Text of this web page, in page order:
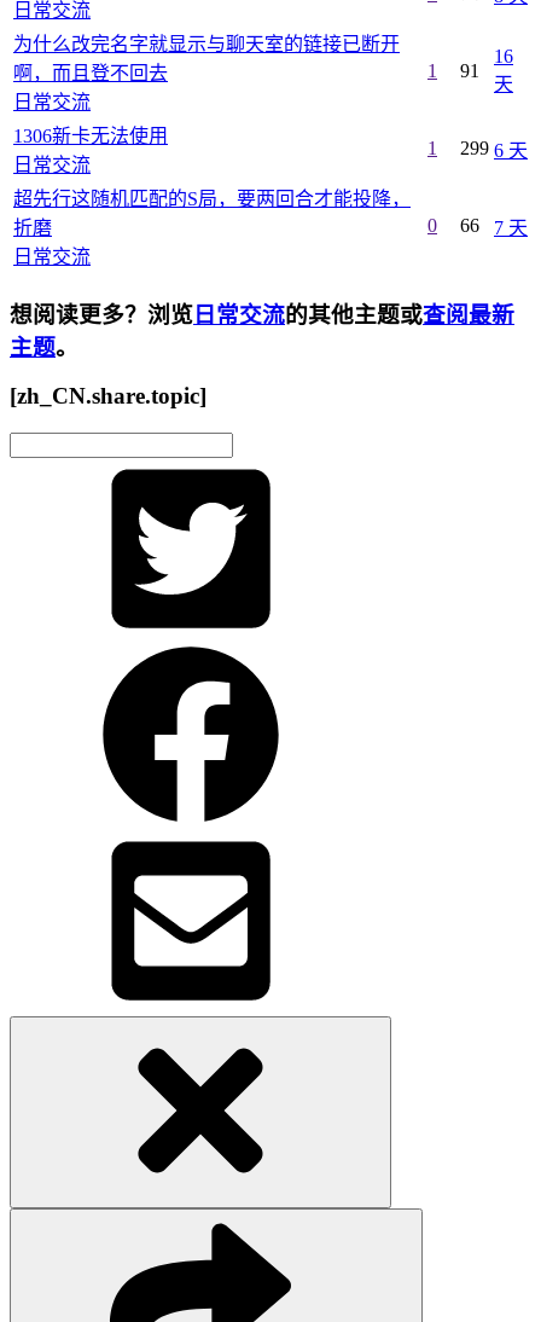
日常交流
为什么改完名字就显示与聊天室的链接已断开
啊，而且登不回去
日常交流
1 91
16
天
1306新卡无法使用
日常交流
1 299 6 天
超先行这随机匹配的S局，要两回合才能投降，
折磨
日常交流
0 66 7 天
想阅读更多？浏览 日常交流的其他主题或查阅最新
主题。
[zh_CN.share.topic]